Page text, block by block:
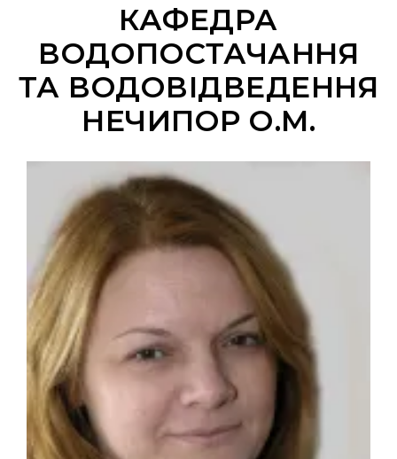
КАФЕДРА
ВОДОПОСТАЧАННЯ
ТА ВОДОВІДВЕДЕННЯ
НЕЧИПОР О.М.